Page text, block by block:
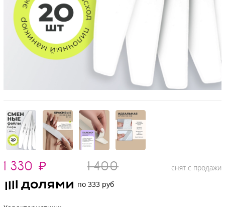
1 330 ₽ 1 400
снят с продажи
по 333 руб